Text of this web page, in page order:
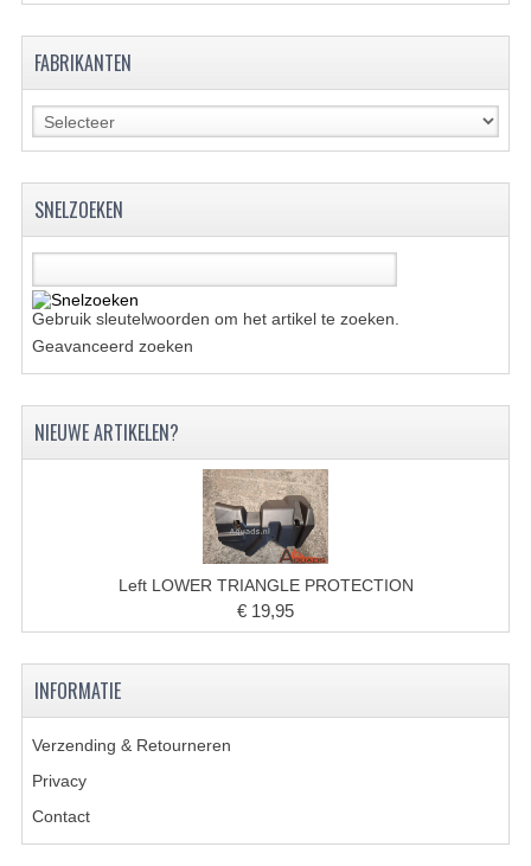
BASHAN 300S-18
BASHAN 300S-A
SHINERAY ONDERDELEN
ACCESSOIRES
BRANDSTOF SYSTEEM
ELECTRONICA
KABELS
FABRIKANTEN
SNELZOEKEN
Gebruik sleutelwoorden om het artikel te zoeken.
Geavanceerd zoeken
NIEUWE ARTIKELEN?
Left LOWER TRIANGLE PROTECTION
€ 19,95
INFORMATIE
Verzending & Retourneren
Privacy
Contact